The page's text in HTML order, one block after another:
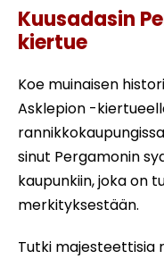
Kuusadasin
kiertue
Koe muinaisen
Asklepion -
sinut Pergamonin
kaupunkiin, joka on
merkityksestään.
Tutki majesteettisia